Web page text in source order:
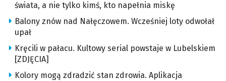
świata, a nie tylko kimś, kto napełnia miskę
Balony znów nad Nałęczowem. Wcześniej loty odwołał
upał
Kręcili w pałacu. Kultowy serial powstaje w Lubelskiem
[ZDJĘCIA]
Kolory mogą zdradzić stan zdrowia. Aplikacja